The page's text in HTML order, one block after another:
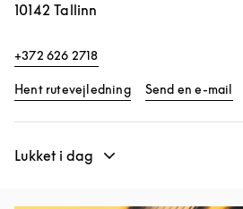
10142 Tallinn
+372 626 2718
Hent rutevejledningLink Opens in New
Send en e-mail
Lukket i dag